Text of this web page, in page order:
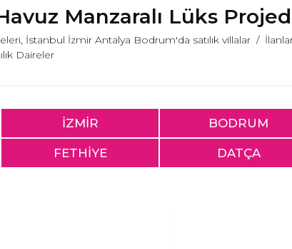
Manzaralı Lüks
İstanbul İzmir Antalya Bodrum'da satılık villalar
Daireler
İZMİR BODRUM
FETHİYE DATÇA